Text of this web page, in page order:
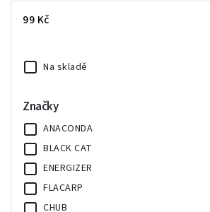
Nejdražší
99 Kč
Na skladě
Značky
ANACONDA
BLACK CAT
ENERGIZER
FLACARP
CHUB